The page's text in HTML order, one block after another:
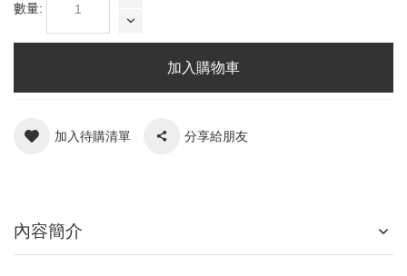
數量:
加入購物車
加入待購清單 分享給朋友
內容簡介